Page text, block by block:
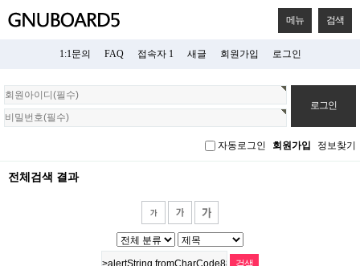
메뉴 검색
1:1문의 FAQ 접속자 1 새글 회원가입 로그인
회
원
로
자동로그인 회원가입 정보찾기
전체검색 결과